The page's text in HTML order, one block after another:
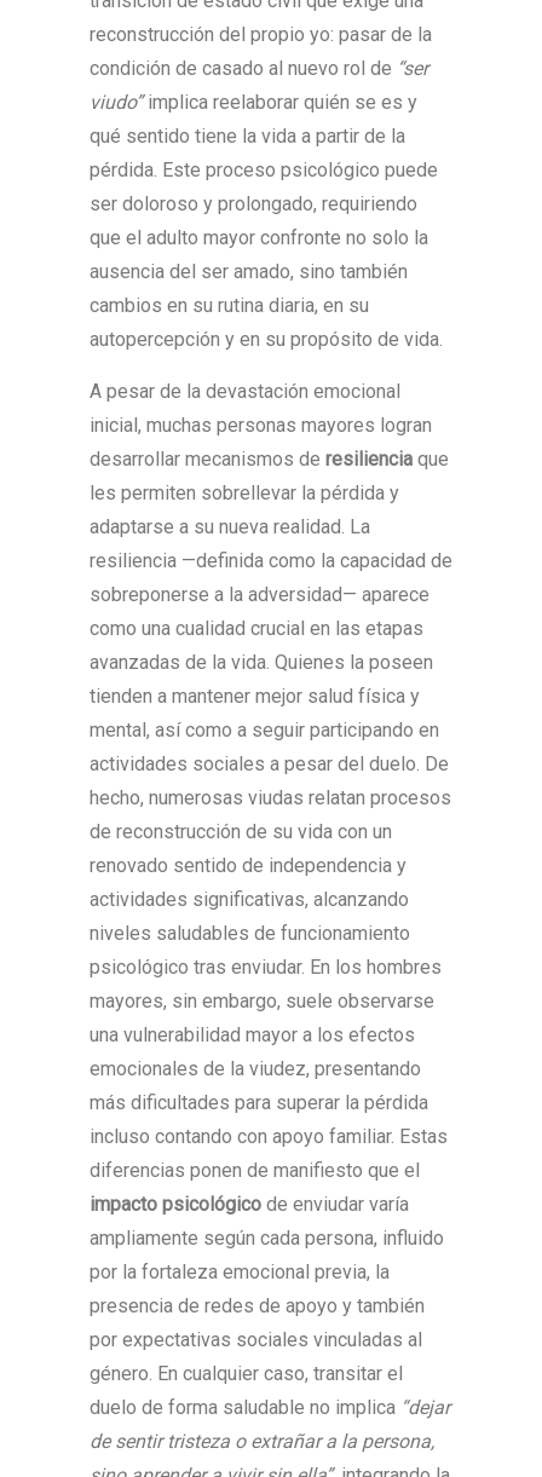
reconstrucción del propio yo: pasar de la
condición de casado al nuevo rol de “ser
viudo”implica reelaborar quién se es y
qué sentido tiene la vida a partir de la
pérdida. Este proceso psicológico puede
ser doloroso y prolongado, requiriendo
que el adulto mayor confronte no solo la
ausencia del ser amado, sino también
cambios en su rutina diaria, en su
autopercepción y en su propósito de vida.
A pesar de la devastación emocional
inicial, muchas personas mayores logran
desarrollar mecanismos de resiliencia que
les permiten sobrellevar la pérdida y
adaptarse a su nueva realidad. La
resiliencia —definida como la capacidad de
sobreponerse a la adversidad— aparece
como una cualidad crucial en las etapas
avanzadas de la vida. Quienes la poseen
tienden a mantener mejor salud física y
mental, así como a seguir participando en
actividades sociales a pesar del duelo. De
hecho, numerosas viudas relatan procesos
de reconstrucción de su vida con un
renovado sentido de independencia y
actividades significativas, alcanzando
niveles saludables de funcionamiento
psicológico tras enviudar. En los hombres
mayores, sin embargo, suele observarse
una vulnerabilidad mayor a los efectos
emocionales de la viudez, presentando
más dificultades para superar la pérdida
incluso contando con apoyo familiar. Estas
diferencias ponen de manifiesto que el
impacto psicológico de enviudar varía
ampliamente según cada persona, influido
por la fortaleza emocional previa, la
presencia de redes de apoyo y también
por expectativas sociales vinculadas al
género. En cualquier caso, transitar el
duelo de forma saludable no implica “dejar
de sentir tristeza o extrañar a la persona,